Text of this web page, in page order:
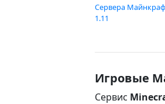
Сервера
1.11
Игровые
Сервис